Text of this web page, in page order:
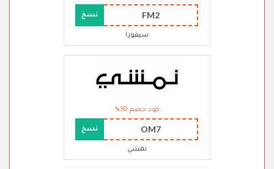
FM2 نسخ
سيفورا
كود خصم 30%
OM7 نسخ
نمشي